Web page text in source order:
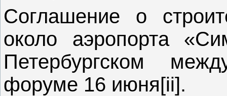
Соглашение о
около аэропорта
Петербургском
форуме 16 июня[ii].